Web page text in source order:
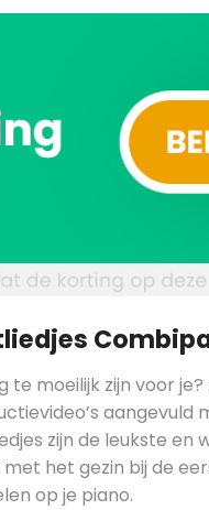
te moeilijk zijn voor
aangevuld
zijn de leukste en
het gezin bij de
op je piano.